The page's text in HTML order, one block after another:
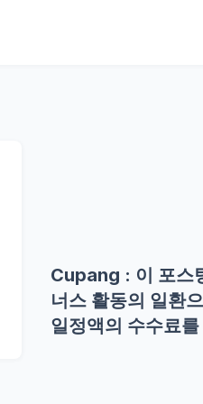
Cupang : 이 포스
너스 활동의 일환
일정액의 수수료